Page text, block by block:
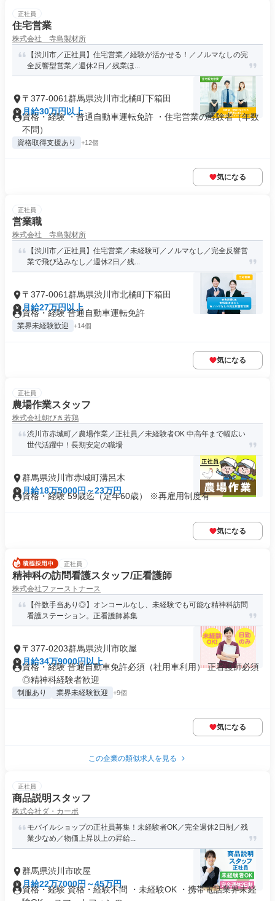
正社員
住宅営業
株式会社 寺島製材所
【渋川市／正社員】住宅営業／経験が活かせる！／ノルマなしの完
全反響型営業／週休2日／残業ほ...
〒377-0061群馬県渋川市北橘町下箱田
月給30万円以上
資格・経験 ・普通自動車運転免許 ・住宅営業の経験者（年数
不問）
資格取得支援あり +12個
気になる
正社員
営業職
株式会社 寺島製材所
【渋川市／正社員】住宅営業／未経験可／ノルマなし／完全反響営
業で飛び込みなし／週休2日／残...
〒377-0061群馬県渋川市北橘町下箱田
月給27万円以上
資格・経験 普通自動車運転免許
業界未経験歓迎 +14個
気になる
正社員
農場作業スタッフ
株式会社朝びき若鶏
渋川市赤城町／農場作業／正社員／未経験者OK 中高年まで幅広い
世代活躍中！長期安定の職場
群馬県渋川市赤城町溝呂木
月給18万5000円～23万円
資格・経験 59歳迄（定年60歳） ※再雇用制度有
気になる
正社員
精神科の訪問看護スタッフ/正看護師
株式会社ファーストナース
【件数手当あり◎】オンコールなし、未経験でも可能な精神科訪問
看護ステーション。正看護師募集
〒377-0203群馬県渋川市吹屋
月給34万9000円以上
資格・経験 普通自動車免許必須（社用車利用） 正看護師必須
◎精神科経験者歓迎
制服あり 業界未経験歓迎 +9個
気になる
この企業の類似求人を見る
正社員
商品説明スタッフ
株式会社ダ・カーポ
モバイルショップの正社員募集！未経験者OK／完全週休2日制／残
業少なめ／物価上昇以上の昇給...
群馬県渋川市吹屋
月給22万7000円～45万円
資格・経験 資格・経験不問 ・未経験OK ・携帯電話業界未経